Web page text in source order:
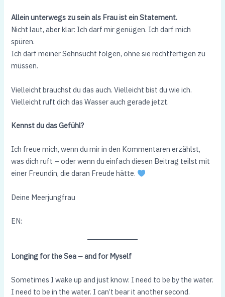
Allein unterwegs zu sein als Frau ist ein Statement.
Nicht laut, aber klar: Ich darf mir genügen. Ich darf mich
spüren.
Ich darf meiner Sehnsucht folgen, ohne sie rechtfertigen zu
müssen.
Vielleicht brauchst du das auch. Vielleicht bist du wie ich.
Vielleicht ruft dich das Wasser auch gerade jetzt.
Kennst du das Gefühl?
Ich freue mich, wenn du mir in den Kommentaren erzählst,
was dich ruft – oder wenn du einfach diesen Beitrag teilst mit
einer Freundin, die daran Freude hätte.
Deine Meerjungfrau
EN:
Longing for the Sea – and for Myself
Sometimes I wake up and just know: I need to be by the water.
I need to be in the water. I can’t bear it another second.